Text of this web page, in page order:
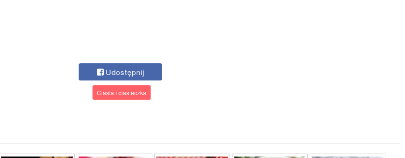
Udostępnij
Ciasta i ciasteczka